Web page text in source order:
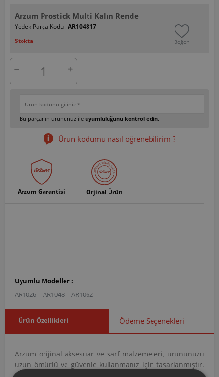
Arzum Prostick Multi Kalın Rende
Yedek Parça Kodu : AR104817
Stokta
Beğen
Bu parçanın ürününüz ile uyumluluğunu kontrol edin.
Ürün kodumu nasıl öğrenebilirim ?
Arzum Garantisi Orjinal Ürün
Uyumlu Modeller :
AR1026
AR1048 AR1062
Ürün Özellikleri Ödeme Seçenekleri
Arzum orijinal aksesuar ve sarf malzemeleri, ürününüzü
uzun ömürlü ve güvenle kullanmanız için tasarlanmıştır.